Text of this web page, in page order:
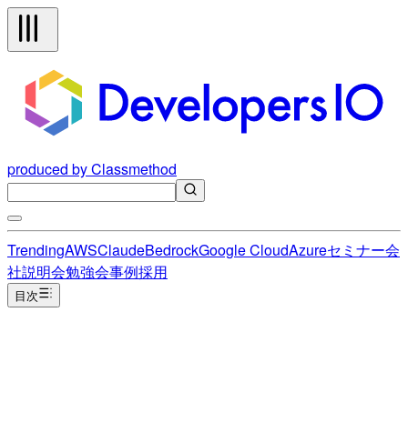
produced by Classmethod
TrendingAWSClaudeBedrockGoogle CloudAzureセミナー会
社説明会勉強会事例採用
目次